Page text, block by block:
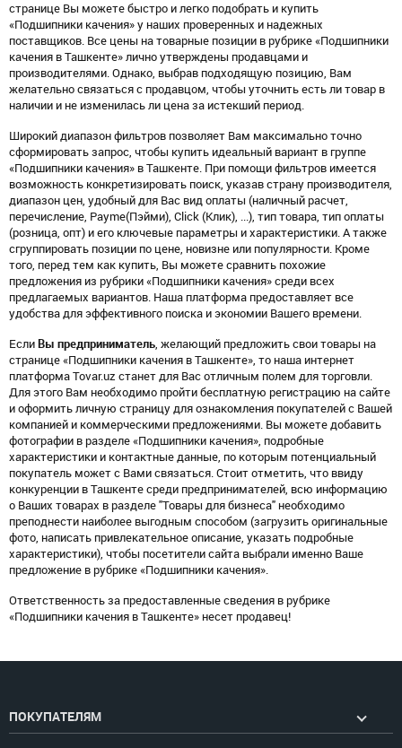
странице Вы можете быстро и легко подобрать и купить
«Подшипники качения» у наших проверенных и надежных
поставщиков. Все цены на товарные позиции в рубрике «Подшипники
качения в Ташкенте» лично утверждены продавцами и
производителями. Однако, выбрав подходящую позицию, Вам
желательно связаться с продавцом, чтобы уточнить есть ли товар в
наличии и не изменилась ли цена за истекший период.
Широкий диапазон фильтров позволяет Вам максимально точно
сформировать запрос, чтобы купить идеальный вариант в группе
«Подшипники качения» в Ташкенте. При помощи фильтров имеется
возможность конкретизировать поиск, указав страну производителя,
диапазон цен, удобный для Вас вид оплаты (наличный расчет,
перечисление, Payme(Пэйми), Click (Клик), ...), тип товара, тип оплаты
(розница, опт) и его ключевые параметры и характеристики. А также
сгруппировать позиции по цене, новизне или популярности. Кроме
того, перед тем как купить, Вы можете сравнить похожие
предложения из рубрики «Подшипники качения» среди всех
предлагаемых вариантов. Наша платформа предоставляет все
удобства для эффективного поиска и экономии Вашего времени.
Если Вы предприниматель , желающий предложить свои товары на
странице «Подшипники качения в Ташкенте», то наша интернет
платформа Tovar.uz станет для Вас отличным полем для торговли.
Для этого Вам необходимо пройти бесплатную регистрацию на сайте
и оформить личную страницу для ознакомления покупателей с Вашей
компанией и коммерческими предложениями. Вы можете добавить
фотографии в разделе «Подшипники качения», подробные
характеристики и контактные данные, по которым потенциальный
покупатель может с Вами связаться. Стоит отметить, что ввиду
конкуренции в Ташкенте среди предпринимателей, всю информацию
о Ваших товарах в разделе "Товары для бизнеса" необходимо
преподнести наиболее выгодным способом (загрузить оригинальные
фото, написать привлекательное описание, указать подробные
характеристики), чтобы посетители сайта выбрали именно Ваше
предложение в рубрике «Подшипники качения».
Ответственность за предоставленные сведения в рубрике
«Подшипники качения в Ташкенте» несет продавец!
ПОКУПАТЕЛЯМ